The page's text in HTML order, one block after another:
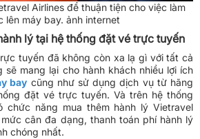
Airlines để thuận tiện cho việc làm
lên máy bay. ảnh internet
lý tại hệ thống đặt vé trực tuyến
tuyến đã không còn xa lạ gì với tất cả
sẽ mang lại cho hành khách nhiều lợi ích
bay cũng như sử dụng dịch vụ từ hãng
đặt vé trực tuyến. Và trên hệ thống
chức năng mua thêm hành lý Vietravel
cân đa dạng, thanh toán phí hành lý
chóng nhất.